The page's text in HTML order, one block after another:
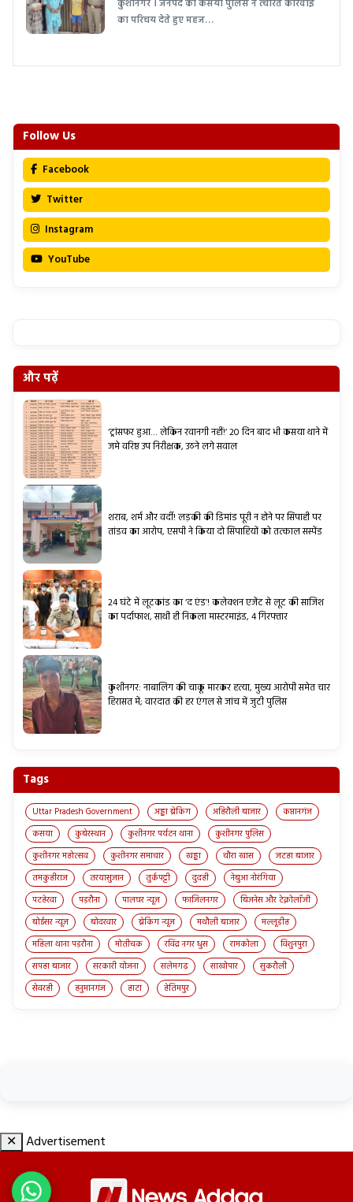
कुशीनगर । जनपद की कसया पुलिस ने त्वरित कार्रवाई
का परिचय देते हुए महज…
Follow Us
Facebook
Twitter
Instagram
YouTube
और पढ़ें
‘ट्रांसफर हुआ… लेकिन रवानगी नहीं!’ 20 दिन बाद भी कसया थाने में
जमे वरिष्ठ उप निरीक्षक, उठने लगे सवाल
शराब, शर्म और वर्दी! लड़की की डिमांड पूरी न होने पर सिपाही पर
तांडव का आरोप, एसपी ने किया दो सिपाहियों को तत्काल सस्पेंड
24 घंटे में लूटकांड का ‘द एंड’! कलेक्शन एजेंट से लूट की साजिश
का पर्दाफाश, साथी ही निकला मास्टरमाइंड, 4 गिरफ्तार
कुशीनगर: नाबालिग की चाकू मारकर हत्या, मुख्य आरोपी समेत चार
हिरासत में; वारदात की हर एंगल से जांच में जुटी पुलिस
Tags
Uttar Pradesh Government अड्डा ब्रेकिंग अहिरौली बाजार
कप्तानगंज
कसया
कुबेरस्थान कुशीनगर पर्यटन थाना
कुशीनगर पुलिस
कुशीनगर महोत्सव
कुशीनगर समाचार खड्डा चौरा खास
जटहा बाजार
तमकुहीराज
तरयासुजान तुर्कपट्टी दुदही
नेबुआ नोरंगिया
पटहेरवा
पड़रौना पालघर न्यूज़ फाजिलनगर
बिज़नेस और टेक्नोलॉजी
बोईसर न्यूज़
बोदरवार ब्रेकिंग न्यूज़ मथौली बाजार
मल्लूडीह
महिला थाना पड़रौना
मोतीचक रविंद्र नगर धुस रामकोला
विशुनपुरा
सपहा बाजार
सरकारी योजना सलेमगढ़ साखोपार
सुकरौली
सेवरही
हनुमानगंज हाटा हेतिमपुर
✕ Advertisement